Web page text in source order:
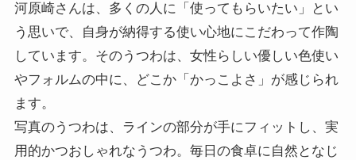
河原崎さんは、多くの人に「使ってもらいたい」とい
う思いで、自身が納得する使い心地にこだわって作陶
しています。そのうつわは、女性らしい優しい色使い
やフォルムの中に、どこか「かっこよさ」が感じられ
ます。
写真のうつわは、ラインの部分が手にフィットし、実
用的かつおしゃれなうつわ。毎日の食卓に自然となじ